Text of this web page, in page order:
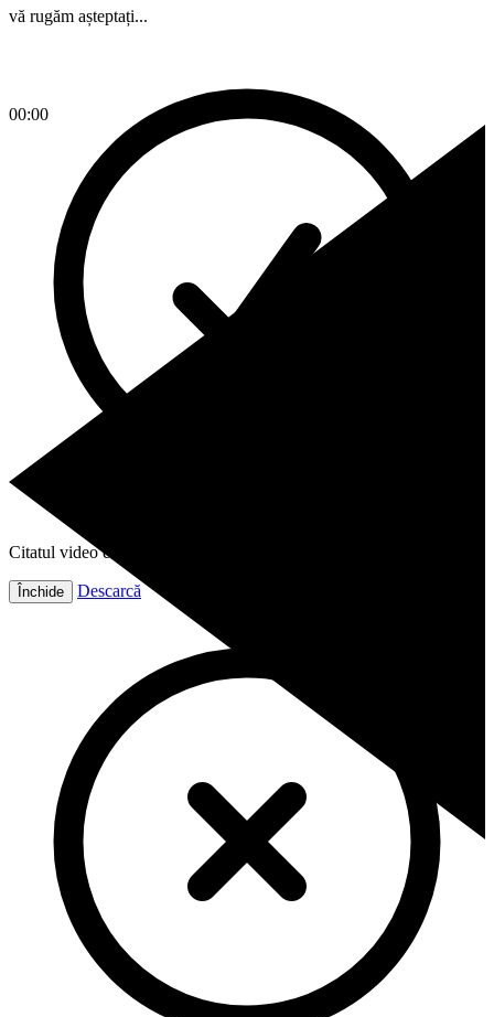
00:00
vă rugăm așteptați...
Citatul video este gata!
Închide Descarcă